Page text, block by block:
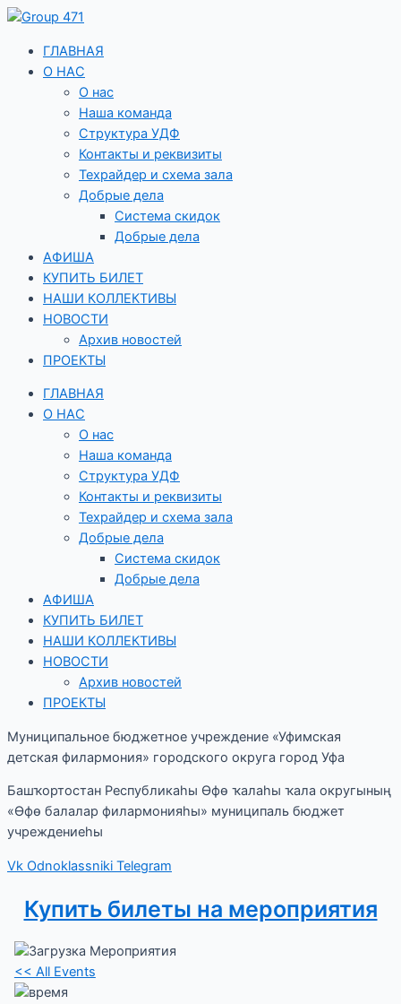
Перейти
содержимому
ГЛАВНАЯ
О НАС
О нас
Наша команда
Структура УДФ
Контакты и реквизиты
Техрайдер и схема зала
Добрые дела
Система скидок
Добрые дела
АФИША
КУПИТЬ БИЛЕТ
НАШИ КОЛЛЕКТИВЫ
НОВОСТИ
Архив новостей
ПРОЕКТЫ
ГЛАВНАЯ
О НАС
О нас
Наша команда
Структура УДФ
Контакты и реквизиты
Техрайдер и схема зала
Добрые дела
Система скидок
Добрые дела
АФИША
КУПИТЬ БИЛЕТ
НАШИ КОЛЛЕКТИВЫ
НОВОСТИ
Архив новостей
ПРОЕКТЫ
Муниципальное бюджетное учреждение «Уфимская
детская филармония» городского округа город Уфа
Башҡортостан Республикаһы Өфө ҡалаһы ҡала округының
«Өфө балалар филармонияһы» муниципаль бюджет
учреждениеһы
Vk Odnoklassniki Telegram
Купить билеты на мероприятия
<< All Events